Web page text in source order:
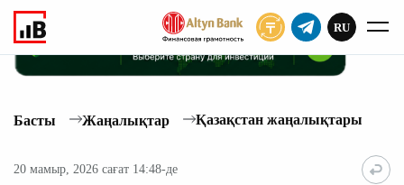
ЖАЗЫЛУ
RU
Басты Жаңалықтар Қазақстан жаңалықтары
20 мамыр, 2026 сағат 14:48-де